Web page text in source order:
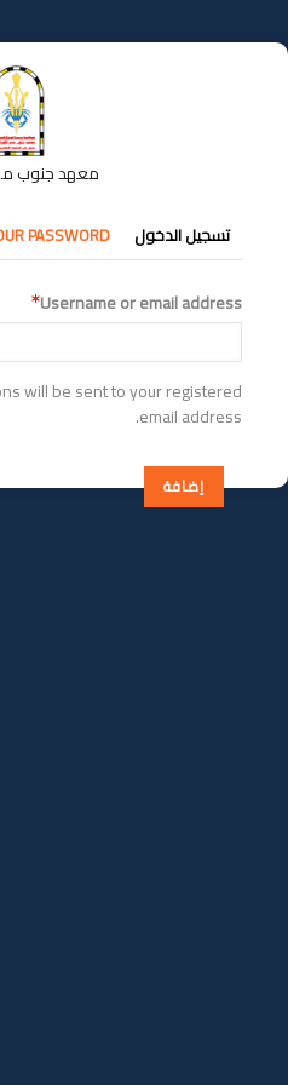
إلى
المحتوى
معهد جنوب
التبويبات
الأساسية
تسجيل الدخول PASSWORD
Username or email address
will be sent to your registered
email address.